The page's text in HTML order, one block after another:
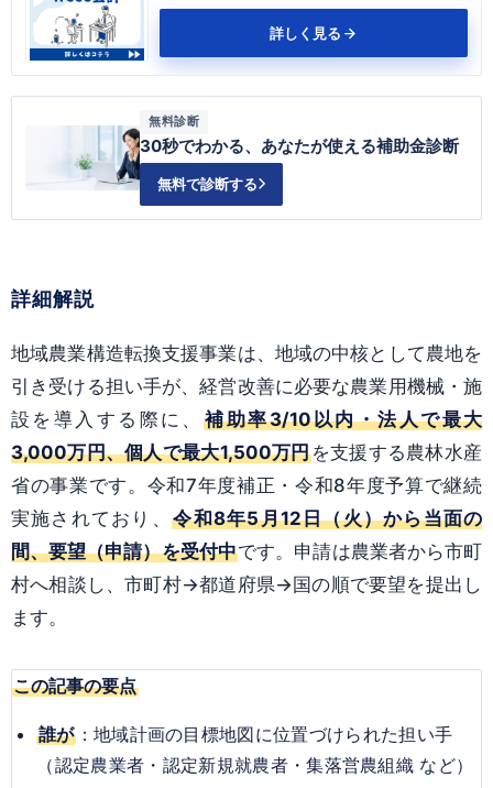
詳しく見る
無料診断
30秒でわかる、あなたが使える補助金診断
無料で診断する
詳細解説
地域農業構造転換支援事業は、地域の中核として農地を
引き受ける担い手が、経営改善に必要な農業用機械・施
設を導入する際に、 補助率3/10以内・法人で最大
3,000万円、個人で最大1,500万円を支援する農林水産
省の事業です。令和7年度補正・令和8年度予算で継続
実施されており、 令和8年5月12日（火）から当面の
間、要望（申請）を受付中です。申請は農業者から市町
村へ相談し、市町村→都道府県→国の順で要望を提出し
ます。
この記事の要点
誰が：地域計画の目標地図に位置づけられた担い手
（認定農業者・認定新規就農者・集落営農組織 など）